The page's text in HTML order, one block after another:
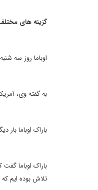
گزینه های
اوباما روز سه
به گفته وی،
باراک اوباما
باراک اوباما
تلاش بوده ایم